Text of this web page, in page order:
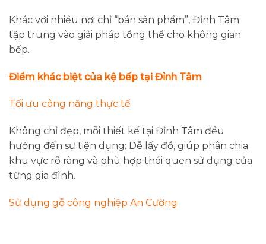
Khác với nhiều nơi chỉ “bán sản phẩm”, Đỉnh Tâm
tập trung vào giải pháp tổng thể cho không gian
bếp.
Điểm khác biệt của kệ bếp tại Đỉnh Tâm
Tối ưu công năng thực tế
Không chỉ đẹp, mỗi thiết kế tại Đỉnh Tâm đều
hướng đến sự tiện dụng: Dễ lấy đồ, giúp phân chia
khu vực rõ ràng và phù hợp thói quen sử dụng của
từng gia đình.
Sử dụng gỗ công nghiệp An Cường